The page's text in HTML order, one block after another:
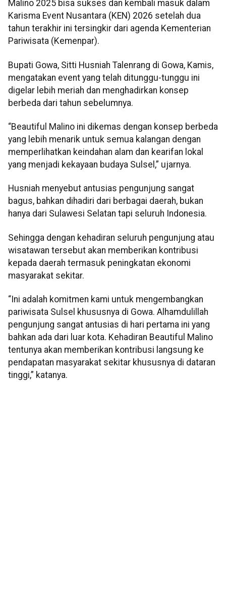
Malino 2025 bisa sukses dan kembali masuk dalam
Karisma Event Nusantara (KEN) 2026 setelah dua
tahun terakhir ini tersingkir dari agenda Kementerian
Pariwisata (Kemenpar).
Bupati Gowa, Sitti Husniah Talenrang di Gowa, Kamis,
mengatakan event yang telah ditunggu-tunggu ini
digelar lebih meriah dan menghadirkan konsep
berbeda dari tahun sebelumnya.
“Beautiful Malino ini dikemas dengan konsep berbeda
yang lebih menarik untuk semua kalangan dengan
memperlihatkan keindahan alam dan kearifan lokal
yang menjadi kekayaan budaya Sulsel,” ujarnya.
Husniah menyebut antusias pengunjung sangat
bagus, bahkan dihadiri dari berbagai daerah, bukan
hanya dari Sulawesi Selatan tapi seluruh Indonesia.
Sehingga dengan kehadiran seluruh pengunjung atau
wisatawan tersebut akan memberikan kontribusi
kepada daerah termasuk peningkatan ekonomi
masyarakat sekitar.
“Ini adalah komitmen kami untuk mengembangkan
pariwisata Sulsel khususnya di Gowa. Alhamdulillah
pengunjung sangat antusias di hari pertama ini yang
bahkan ada dari luar kota. Kehadiran Beautiful Malino
tentunya akan memberikan kontribusi langsung ke
pendapatan masyarakat sekitar khususnya di dataran
tinggi,” katanya.